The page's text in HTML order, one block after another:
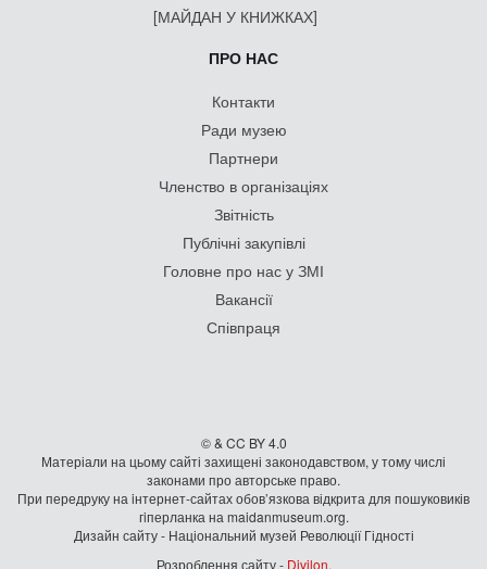
[МАЙДАН У КНИЖКАХ]
ПРО НАС
Контакти
Ради музею
Партнери
Членство в організаціях
Звітність
Публічні закупівлі
Головне про нас у ЗМІ
Вакансії
Співпраця
© & CC BY 4.0
Матеріали на цьому сайті захищені законодавством, у тому числі
законами про авторське право.
При передруку на iнтернет-сайтах обов’язкова відкрита для пошуковиків
гiперланка на maidanmuseum.org.
Дизайн сайту - Національний музей Революції Гідності
Розроблення сайту - Divilon.